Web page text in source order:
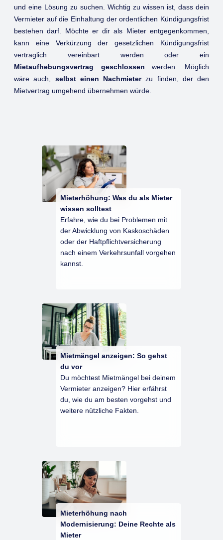
und eine Lösung zu suchen. Wichtig zu wissen ist, dass dein
Vermieter auf die Einhaltung der ordentlichen Kündigungsfrist
bestehen darf. Möchte er dir als Mieter entgegenkommen,
kann eine Verkürzung der gesetzlichen Kündigungsfrist
vertraglich vereinbart werden oder ein
Mietaufhebungsvertrag geschlossen werden. Möglich
wäre auch, selbst einen Nachmieterzu finden, der den
Mietvertrag umgehend übernehmen würde.
Mieterhöhung: Was du als Mieter
wissen solltest
Erfahre, wie du bei Problemen mit
der Abwicklung von Kaskoschäden
oder der Haftpflichtversicherung
nach einem Verkehrsunfall vorgehen
kannst.
Mietmängel anzeigen: So gehst
du vor
Du möchtest Mietmängel bei deinem
Vermieter anzeigen? Hier erfährst
du, wie du am besten vorgehst und
weitere nützliche Fakten.
Mieterhöhung nach
Modernisierung: Deine Rechte als
Mieter